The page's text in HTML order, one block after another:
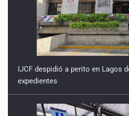
IJCF despidió a perito en Lagos
expedientes